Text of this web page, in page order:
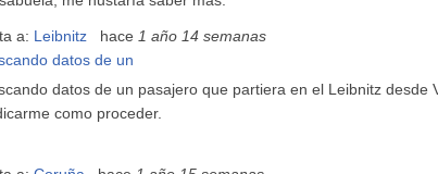
a: Leibnitz hace 1 año 14 semanas
datos de un
datos de un pasajero que partiera en el Leibnitz desde
como proceder.